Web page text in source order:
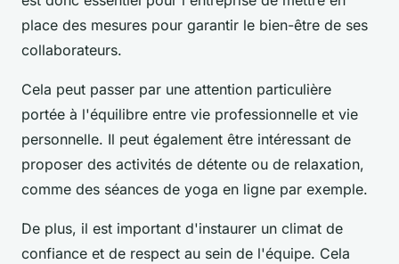
place des mesures pour garantir le bien-être de ses
collaborateurs.
Cela peut passer par une attention particulière
portée à l'équilibre entre vie professionnelle et vie
personnelle. Il peut également être intéressant de
proposer des activités de détente ou de relaxation,
comme des séances de yoga en ligne par exemple.
De plus, il est important d'instaurer un climat de
confiance et de respect au sein de l'équipe. Cela